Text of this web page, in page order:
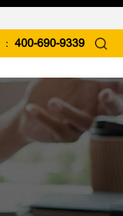
400-690-9339